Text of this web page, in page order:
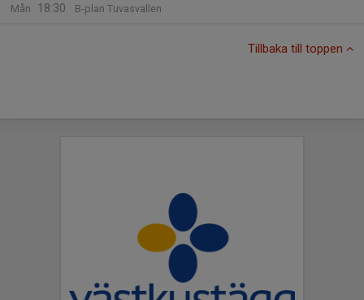
Mån
18:30
B-plan Tuvasvallen
Tillbaka till toppen